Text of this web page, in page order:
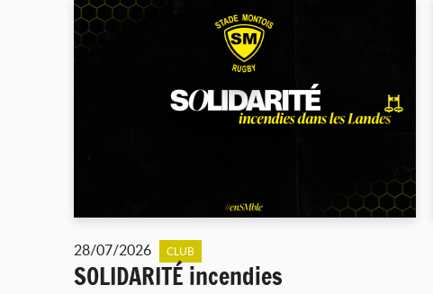
28/07/2026 CLUB
SOLIDARITÉ incendies